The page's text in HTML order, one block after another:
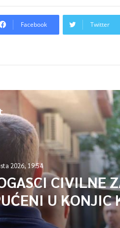
Facebook Twitter
2026, 19:54
CIVILNE
U KONJIC
U GAŠENJU